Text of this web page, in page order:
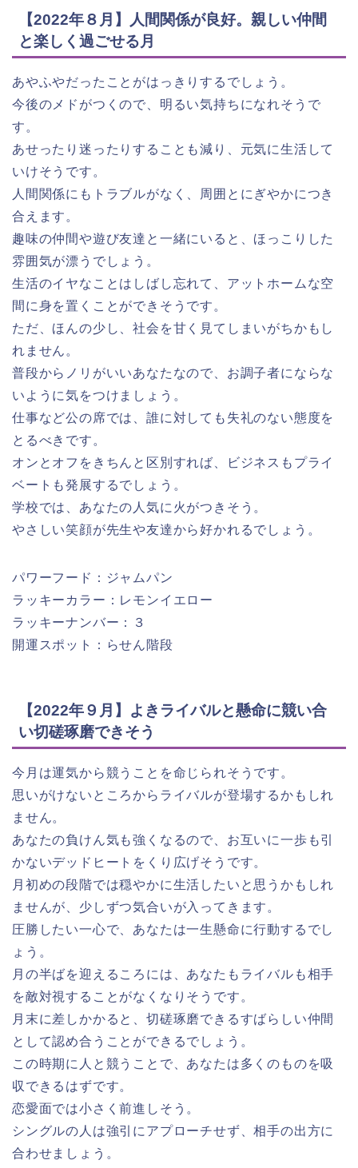
【2022年８月】人間関係が良好。親しい仲間
と楽しく過ごせる月
あやふやだったことがはっきりするでしょう。
今後のメドがつくので、明るい気持ちになれそうで
す。
あせったり迷ったりすることも減り、元気に生活して
いけそうです。
人間関係にもトラブルがなく、周囲とにぎやかにつき
合えます。
趣味の仲間や遊び友達と一緒にいると、ほっこりした
雰囲気が漂うでしょう。
生活のイヤなことはしばし忘れて、アットホームな空
間に身を置くことができそうです。
ただ、ほんの少し、社会を甘く見てしまいがちかもし
れません。
普段からノリがいいあなたなので、お調子者にならな
いように気をつけましょう。
仕事など公の席では、誰に対しても失礼のない態度を
とるべきです。
オンとオフをきちんと区別すれば、ビジネスもプライ
ベートも発展するでしょう。
学校では、あなたの人気に火がつきそう。
やさしい笑顔が先生や友達から好かれるでしょう。
パワーフード：ジャムパン
ラッキーカラー：レモンイエロー
ラッキーナンバー：３
開運スポット：らせん階段
【2022年９月】よきライバルと懸命に競い合
い切磋琢磨できそう
今月は運気から競うことを命じられそうです。
思いがけないところからライバルが登場するかもしれ
ません。
あなたの負けん気も強くなるので、お互いに一歩も引
かないデッドヒートをくり広げそうです。
月初めの段階では穏やかに生活したいと思うかもしれ
ませんが、少しずつ気合いが入ってきます。
圧勝したい一心で、あなたは一生懸命に行動するでし
ょう。
月の半ばを迎えるころには、あなたもライバルも相手
を敵対視することがなくなりそうです。
月末に差しかかると、切磋琢磨できるすばらしい仲間
として認め合うことができるでしょう。
この時期に人と競うことで、あなたは多くのものを吸
収できるはずです。
恋愛面では小さく前進しそう。
シングルの人は強引にアプローチせず、相手の出方に
合わせましょう。